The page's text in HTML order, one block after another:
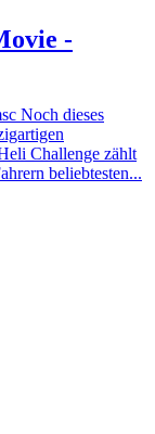
-
Noch dieses
Challenge zählt
beliebtesten...